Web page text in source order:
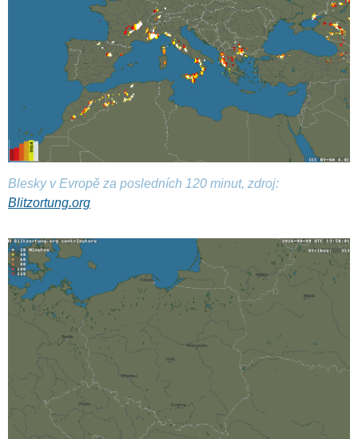
Blesky v Evropě za posledních 120 minut, zdroj:
Blitzortung.org